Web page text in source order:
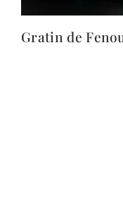
Gratin de